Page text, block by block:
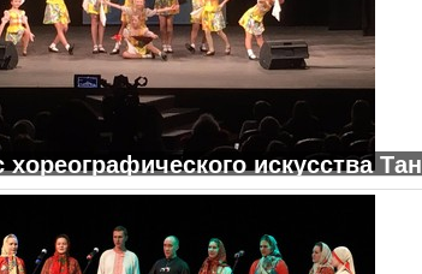
искусства